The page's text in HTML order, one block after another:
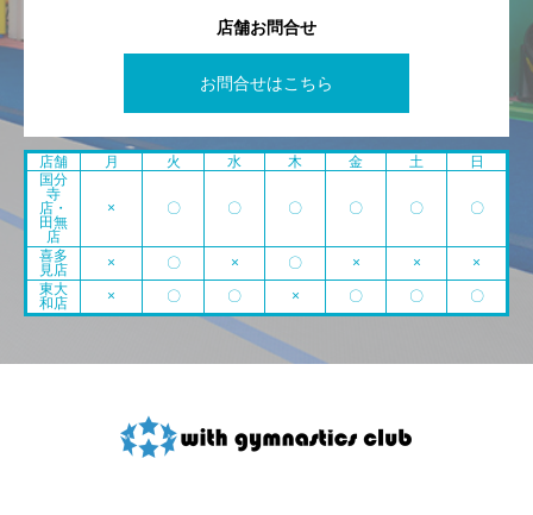
店舗お問合せ
お問合せはこちら
店舗 月 火 水 木 金 土
日
国分
寺
店・
田無
店
× 〇 〇 〇 〇 〇 〇
喜多
見店
× 〇 × 〇 × ×
×
東大
和店
× 〇 〇 × 〇 〇 〇